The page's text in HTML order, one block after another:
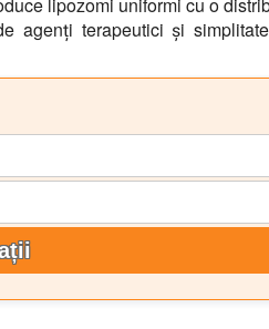
agenți terapeutici și